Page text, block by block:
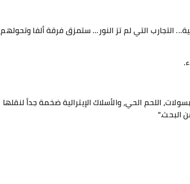
التجارب التي لم ترَ النور... ستمزق فرقة ألفا وتحولهم
اللحم الحي، والأسلاك الإيترالية ضخمة جداً لنقلها
البحث."